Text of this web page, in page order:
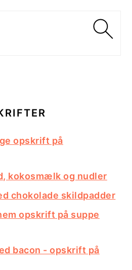
opskrift på
kokosmælk og nudler
chokolade skildpadder
opskrift på suppe
bacon - opskrift på